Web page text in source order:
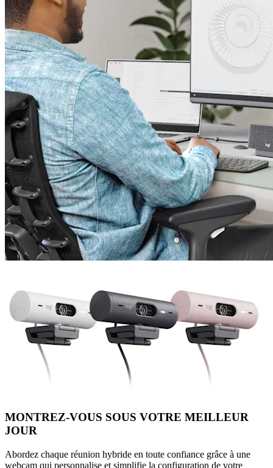
MONTREZ-VOUS SOUS VOTRE MEILLEUR
JOUR
Abordez chaque réunion hybride en toute confiance grâce à une
webcam qui personnalise et simplifie la configuration de votre